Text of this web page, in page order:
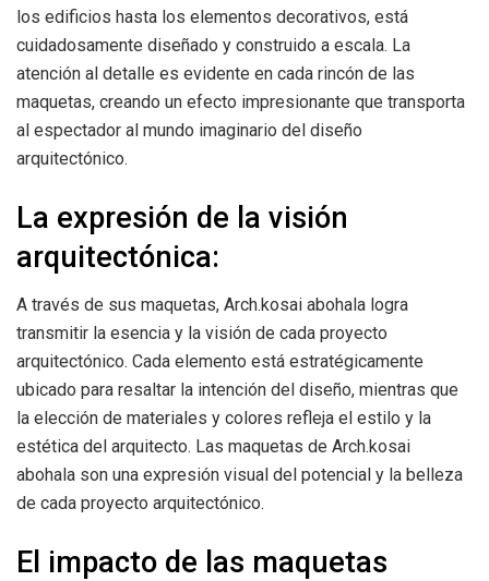
los edificios hasta los elementos decorativos, está
cuidadosamente diseñado y construido a escala. La
atención al detalle es evidente en cada rincón de las
maquetas, creando un efecto impresionante que transporta
al espectador al mundo imaginario del diseño
arquitectónico.
La expresión de la visión
arquitectónica:
A través de sus maquetas, Arch.kosai abohala logra
transmitir la esencia y la visión de cada proyecto
arquitectónico. Cada elemento está estratégicamente
ubicado para resaltar la intención del diseño, mientras que
la elección de materiales y colores refleja el estilo y la
estética del arquitecto. Las maquetas de Arch.kosai
abohala son una expresión visual del potencial y la belleza
de cada proyecto arquitectónico.
El impacto de las maquetas